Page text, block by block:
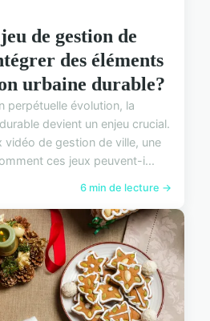
de gestion de
des éléments
urbaine durable?
perpétuelle évolution, la
devient un enjeu crucial.
vidéo de gestion de ville, une
ces jeux peuvent-i...
6 min de lecture →